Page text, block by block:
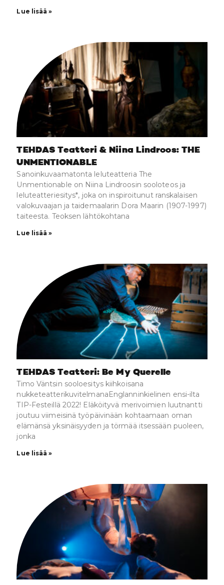
Lue lisää »
TEHDAS Teatteri & Niina Lindroos: THE
UNMENTIONABLE
Sanoinkuvaamatonta leluteatteria The
Unmentionable on Niina Lindroosin sooloteos ja
leluteatteriesitys*, joka on inspiroitunut ranskalaisen
valokuvaajan ja taidemaalarin Dora Maarin (1907-1997)
taiteesta. Teoksen lähtökohtana
Lue lisää »
TEHDAS Teatteri: Be My Querelle
Timo Väntsin sooloesitys kiihkoisana
nukketeatterikuvitelmanaEnglanninkielinen ensi-ilta
TIP-Festeillä 2022! Eläköityvä merivoimien luutnantti
joutuu viimeisinä työpäivinään kohtaamaan oman
elämänsä yksinäisyyden ja törmää itsessään puoleen,
jonka
Lue lisää »